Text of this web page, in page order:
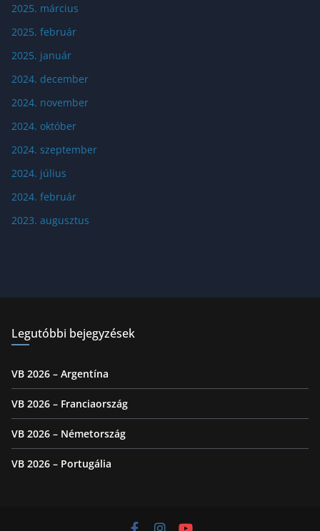
2025. március
2025. február
2025. január
2024. december
2024. november
2024. október
2024. szeptember
2024. július
2024. február
2023. augusztus
Legutóbbi bejegyzések
VB 2026 – Argentína
VB 2026 – Franciaország
VB 2026 – Németország
VB 2026 – Portugália